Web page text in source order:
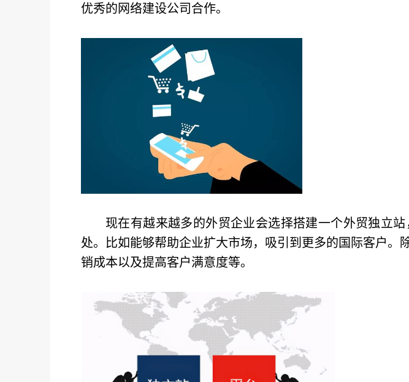
优秀的网络建设公司合作。
现在有越来越多的外贸企业会选择搭建一个外贸独立
处。比如能够帮助企业扩大市场，吸引到更多的国际客户
销成本以及提高客户满意度等。